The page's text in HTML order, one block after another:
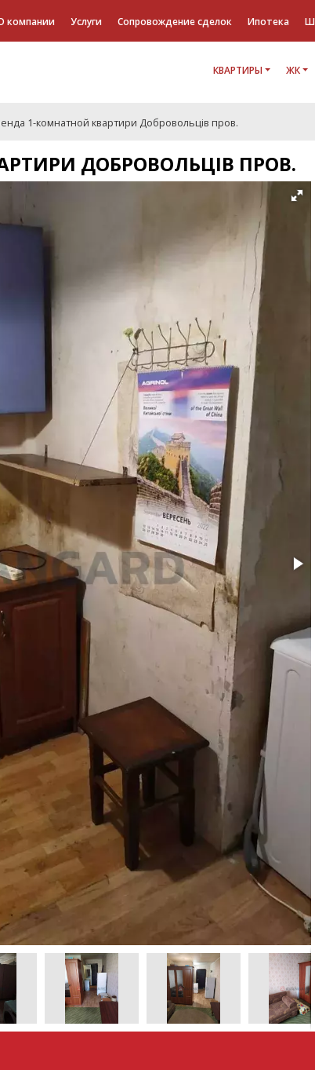
компании Услуги Сопровождение сделок Ипотека
КВАРТИРЫ ЖК
1-комнатной квартири Добровольців пров.
ДОБРОВОЛЬЦІВ ПРОВ.